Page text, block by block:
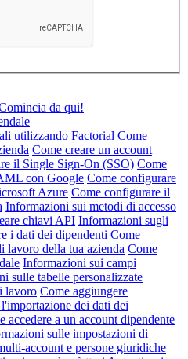
da qui!
utilizzando Factorial Come
Come creare un account
il Single Sign-On (SSO) Come
con Google Come configurare
Azure Come configurare il
Informazioni sui metodi di accesso
chiavi API Informazioni sugli
i dati dei dipendenti Come
lavoro della tua azienda Come
Informazioni sui campi
sulle tabelle personalizzate
lavoro Come aggiungere
dei dati dei
accedere a un account dipendente
sulle impostazioni di
account e persone giuridiche